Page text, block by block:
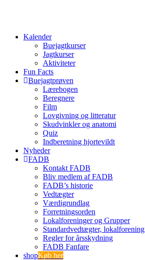
Kalender
Buejagtkurser
Jagtkurser
Aktiviteter
Fun Facts
Buejagtprøven
Lærebogen
Beregnere
Film
Lovgivning og litteratur
Skudvinkler og anatomi
Quiz
Indberetning hjortevildt
Nyheder
FADB
Kontakt FADB
Bliv medlem af FADB
FADB’s historie
Vedtægter
Værdigrundlag
Forretningsorden
Lokalforeninger og Grupper
Standardvedtægter, lokalforening
Regler for årsskydning
FADB Fanfare
shopKøb her